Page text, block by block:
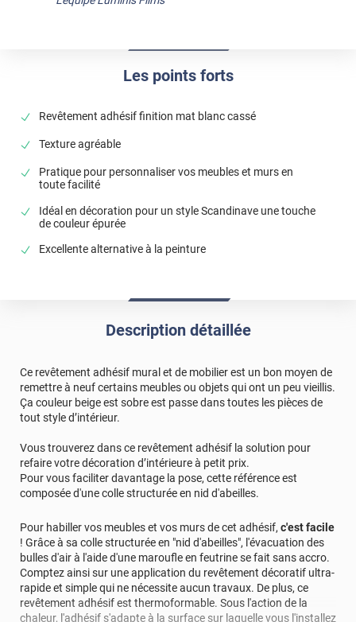
Les points forts
Revêtement adhésif finition mat blanc cassé
Texture agréable
Pratique pour personnaliser vos meubles et murs en
toute facilité
Idéal en décoration pour un style Scandinave une touche
de couleur épurée
Excellente alternative à la peinture
Description détaillée
Ce revêtement adhésif mural et de mobilier est un bon moyen de
remettre à neuf certains meubles ou objets qui ont un peu vieillis.
Ça couleur beige est sobre est passe dans toutes les pièces de
tout style d’intérieur.
Vous trouverez dans ce revêtement adhésif la solution pour
refaire votre décoration d’intérieure à petit prix.
Pour vous faciliter davantage la pose, cette référence est
composée d'une colle structurée en nid d'abeilles.
Pour habiller vos meubles et vos murs de cet adhésif, c'est facile
! Grâce à sa colle structurée en "nid d'abeilles", l'évacuation des
bulles d'air à l'aide d'une maroufle en feutrine se fait sans accro.
Comptez ainsi sur une application du revêtement décoratif ultra-
rapide et simple qui ne nécessite aucun travaux. De plus, ce
revêtement adhésif est thermoformable. Sous l'action de la
chaleur, l'adhésif s'adapte à la surface sur laquelle vous l'installez